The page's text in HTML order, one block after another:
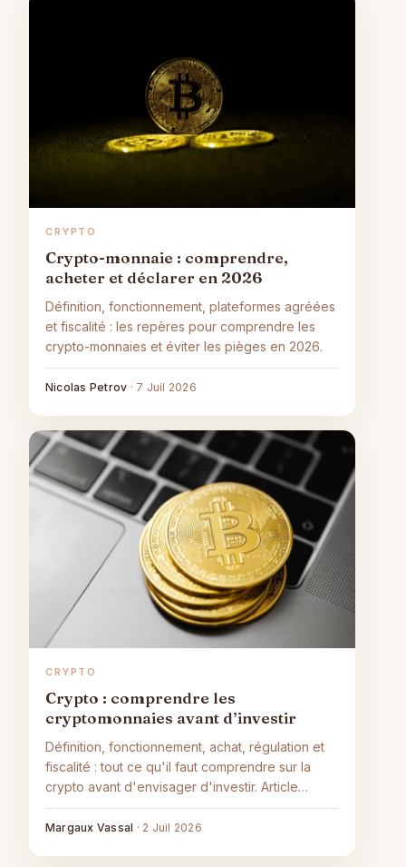
CRYPTO
Crypto-monnaie : comprendre,
acheter et déclarer en 2026
Définition, fonctionnement, plateformes agréées
et fiscalité : les repères pour comprendre les
crypto-monnaies et éviter les pièges en 2026.
Nicolas Petrov · 7 Juil 2026
CRYPTO
Crypto : comprendre les
cryptomonnaies avant d’investir
Définition, fonctionnement, achat, régulation et
fiscalité : tout ce qu'il faut comprendre sur la
crypto avant d'envisager d'investir. Article
informatif, sans conseil.
Margaux Vassal · 2 Juil 2026